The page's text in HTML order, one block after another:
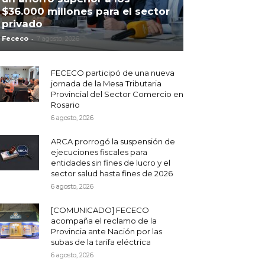
$36.000 millones para el sector
privado
Fececo - 7 agosto, 2026
FECECO participó de una nueva
jornada de la Mesa Tributaria
Provincial del Sector Comercio en
Rosario
6 agosto, 2026
ARCA prorrogó la suspensión de
ejecuciones fiscales para
entidades sin fines de lucro y el
sector salud hasta fines de 2026
6 agosto, 2026
[COMUNICADO] FECECO
acompaña el reclamo de la
Provincia ante Nación por las
subas de la tarifa eléctrica
6 agosto, 2026